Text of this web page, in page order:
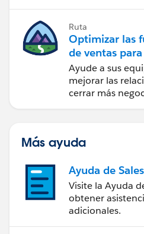
Ruta
Optimizar las
de ventas
Experience
Ayude a sus
mejorar las
cerrar más
Más ayuda
Ayuda de
Visite la Ayuda
obtener
adicionales.